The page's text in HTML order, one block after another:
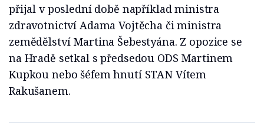
přijal v poslední době například ministra
zdravotnictví Adama Vojtěcha či ministra
zemědělství Martina Šebestyána. Z opozice se
na Hradě setkal s předsedou ODS Martinem
Kupkou nebo šéfem hnutí STAN Vítem
Rakušanem.